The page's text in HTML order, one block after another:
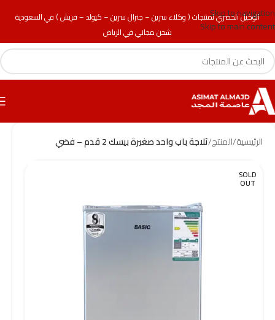
الوكيل الحصري لمنتجات ( وكلاء سرين – جنرال سرين – كيولد – فريش ) في السعودية
شحن مجاني في الرياض
Skip to navigation
Skip to main content
الرئيسية/المنتج/ثلاجة باب واحد صغيرة بيسك 2 قدم – فضي
SOLD
OUT